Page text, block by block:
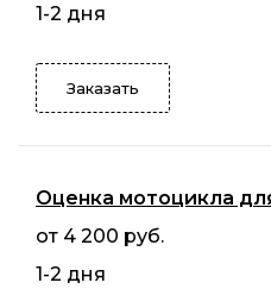
1-2 дня
Заказать
Оценка мотоцикла
от 4 200 руб.
1-2 дня